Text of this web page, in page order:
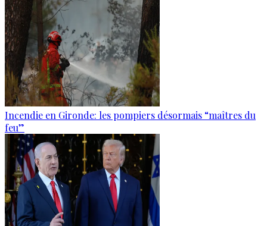
Incendie en Gironde: les pompiers désormais “maîtres du
feu”